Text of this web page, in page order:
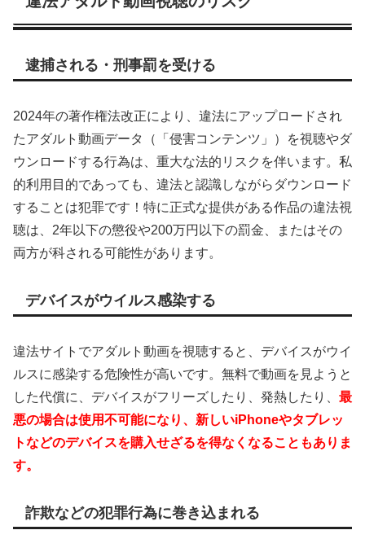
逮捕される・刑事罰を受ける
2024年の著作権法改正により、違法にアップロードされ
たアダルト動画データ（「侵害コンテンツ」）を視聴やダ
ウンロードする行為は、重大な法的リスクを伴います。私
的利用目的であっても、違法と認識しながらダウンロード
することは犯罪です！特に正式な提供がある作品の違法視
聴は、2年以下の懲役や200万円以下の罰金、またはその
両方が科される可能性があります。
デバイスがウイルス感染する
違法サイトでアダルト動画を視聴すると、デバイスがウイ
ルスに感染する危険性が高いです。無料で動画を見ようと
した代償に、デバイスがフリーズしたり、発熱したり、 最
悪の場合は使用不可能になり、新しいiPhoneやタブレッ
トなどのデバイスを購入せざるを得なくなることもありま
す。
詐欺などの犯罪行為に巻き込まれる